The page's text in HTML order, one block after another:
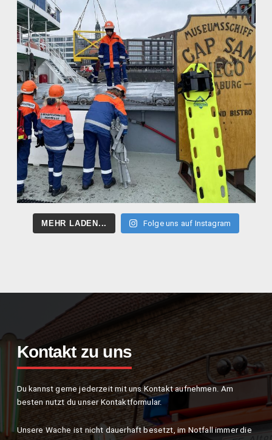
MEHR LADEN... Folge uns auf Instagram
Kontakt zu uns
Du kannst gerne jederzeit mit uns Kontakt aufnehmen. Am
besten nutzt du unser Kontaktformular.
Unsere Wache ist nicht dauerhaft besetzt, im Notfall immer die